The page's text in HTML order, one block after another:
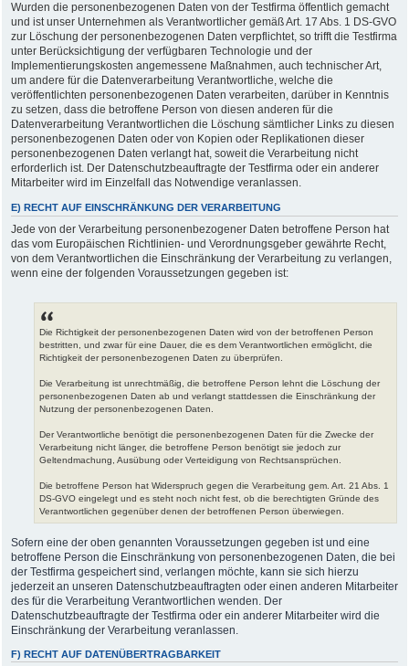
Wurden die personenbezogenen Daten von der Testfirma öffentlich gemacht
und ist unser Unternehmen als Verantwortlicher gemäß Art. 17 Abs. 1 DS-GVO
zur Löschung der personenbezogenen Daten verpflichtet, so trifft die Testfirma
unter Berücksichtigung der verfügbaren Technologie und der
Implementierungskosten angemessene Maßnahmen, auch technischer Art,
um andere für die Datenverarbeitung Verantwortliche, welche die
veröffentlichten personenbezogenen Daten verarbeiten, darüber in Kenntnis
zu setzen, dass die betroffene Person von diesen anderen für die
Datenverarbeitung Verantwortlichen die Löschung sämtlicher Links zu diesen
personenbezogenen Daten oder von Kopien oder Replikationen dieser
personenbezogenen Daten verlangt hat, soweit die Verarbeitung nicht
erforderlich ist. Der Datenschutzbeauftragte der Testfirma oder ein anderer
Mitarbeiter wird im Einzelfall das Notwendige veranlassen.
E) RECHT AUF EINSCHRÄNKUNG DER VERARBEITUNG
Jede von der Verarbeitung personenbezogener Daten betroffene Person hat
das vom Europäischen Richtlinien- und Verordnungsgeber gewährte Recht,
von dem Verantwortlichen die Einschränkung der Verarbeitung zu verlangen,
wenn eine der folgenden Voraussetzungen gegeben ist:
Die Richtigkeit der personenbezogenen Daten wird von der betroffenen Person
bestritten, und zwar für eine Dauer, die es dem Verantwortlichen ermöglicht, die
Richtigkeit der personenbezogenen Daten zu überprüfen.
Die Verarbeitung ist unrechtmäßig, die betroffene Person lehnt die Löschung der
personenbezogenen Daten ab und verlangt stattdessen die Einschränkung der
Nutzung der personenbezogenen Daten.
Der Verantwortliche benötigt die personenbezogenen Daten für die Zwecke der
Verarbeitung nicht länger, die betroffene Person benötigt sie jedoch zur
Geltendmachung, Ausübung oder Verteidigung von Rechtsansprüchen.
Die betroffene Person hat Widerspruch gegen die Verarbeitung gem. Art. 21 Abs. 1
DS-GVO eingelegt und es steht noch nicht fest, ob die berechtigten Gründe des
Verantwortlichen gegenüber denen der betroffenen Person überwiegen.
Sofern eine der oben genannten Voraussetzungen gegeben ist und eine
betroffene Person die Einschränkung von personenbezogenen Daten, die bei
der Testfirma gespeichert sind, verlangen möchte, kann sie sich hierzu
jederzeit an unseren Datenschutzbeauftragten oder einen anderen Mitarbeiter
des für die Verarbeitung Verantwortlichen wenden. Der
Datenschutzbeauftragte der Testfirma oder ein anderer Mitarbeiter wird die
Einschränkung der Verarbeitung veranlassen.
F) RECHT AUF DATENÜBERTRAGBARKEIT